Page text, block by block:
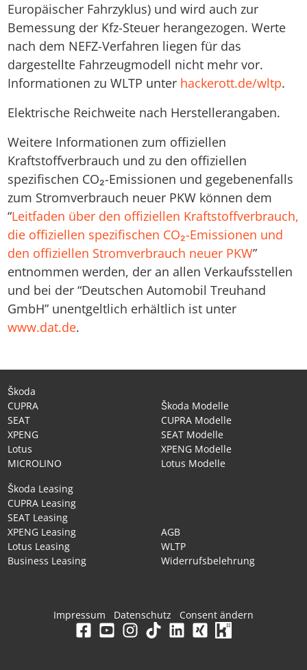
Europäischer Fahrzyklus) und wird auch zur
Bemessung der Kfz-Steuer herangezogen. Werte
nach dem NEFZ-Verfahren liegen für das
dargestellte Fahrzeugmodell nicht mehr vor.
Informationen zu WLTP unter hackerott.de/wltp.
Elektrische Reichweite nach Herstellerangaben.
Weitere Informationen zum offiziellen
Kraftstoffverbrauch und zu den offiziellen
spezifischen CO₂-Emissionen und gegebenenfalls
zum Stromverbrauch neuer PKW können dem
“Leitfaden über den offiziellen Kraftstoffverbrauch,
die offiziellen spezifischen CO₂-Emissionen und
den offiziellen Stromverbrauch neuer PKW”
entnommen werden, der an allen Verkaufsstellen
und bei der “Deutschen Automobil Treuhand
GmbH” unentgeltlich erhältlich ist unter
www.dat.de.
Škoda
CUPRA
SEAT
XPENG
Lotus
MICROLINO
Škoda Modelle
CUPRA Modelle
SEAT Modelle
XPENG Modelle
Lotus Modelle
Škoda Leasing
CUPRA Leasing
SEAT Leasing
XPENG Leasing
Lotus Leasing
Business Leasing
AGB
WLTP
Widerrufsbelehrung
Impressum Datenschutz Consent ändern